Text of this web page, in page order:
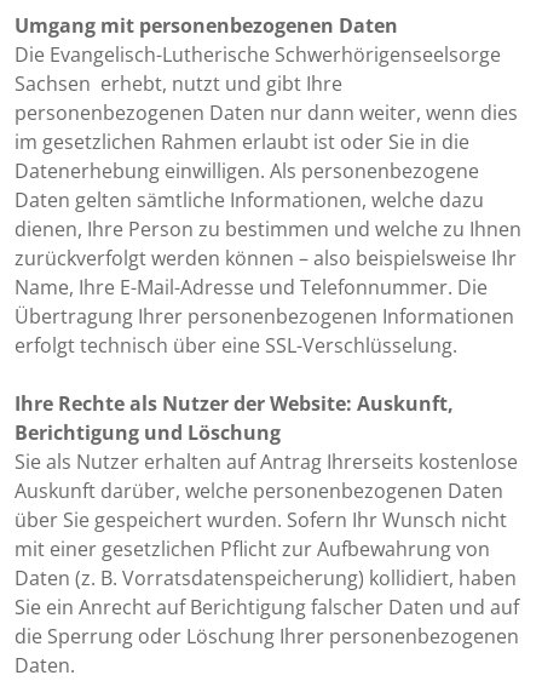
Umgang mit personenbezogenen Daten
Die Evangelisch-Lutherische Schwerhörigenseelsorge
Sachsen erhebt, nutzt und gibt Ihre
personenbezogenen Daten nur dann weiter, wenn dies
im gesetzlichen Rahmen erlaubt ist oder Sie in die
Datenerhebung einwilligen. Als personenbezogene
Daten gelten sämtliche Informationen, welche dazu
dienen, Ihre Person zu bestimmen und welche zu Ihnen
zurückverfolgt werden können – also beispielsweise Ihr
Name, Ihre E-Mail-Adresse und Telefonnummer. Die
Übertragung Ihrer personenbezogenen Informationen
erfolgt technisch über eine SSL-Verschlüsselung.
Ihre Rechte als Nutzer der Website: Auskunft,
Berichtigung und Löschung
Sie als Nutzer erhalten auf Antrag Ihrerseits kostenlose
Auskunft darüber, welche personenbezogenen Daten
über Sie gespeichert wurden. Sofern Ihr Wunsch nicht
mit einer gesetzlichen Pflicht zur Aufbewahrung von
Daten (z. B. Vorratsdatenspeicherung) kollidiert, haben
Sie ein Anrecht auf Berichtigung falscher Daten und auf
die Sperrung oder Löschung Ihrer personenbezogenen
Daten.